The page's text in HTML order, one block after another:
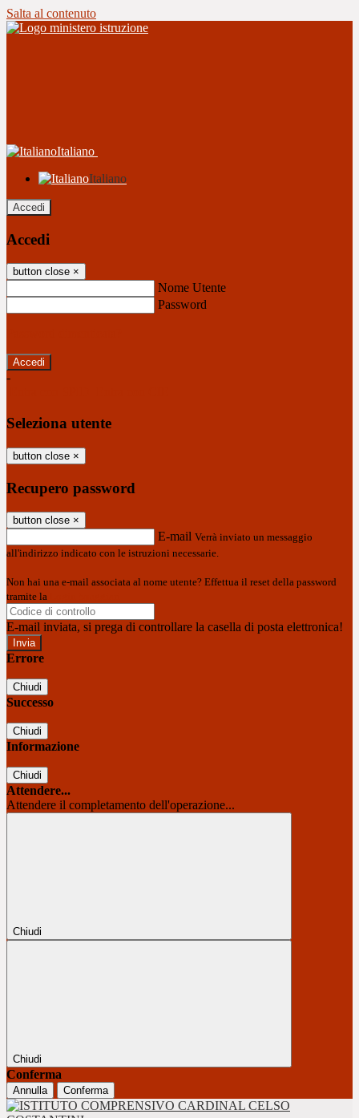
Salta al contenuto
Italiano
Italiano
Accedi
Accedi
button close ×
Nome Utente
Password
-
Seleziona utente
button close ×
Recupero password
button close ×
E-mail Verrà inviato un messaggio
all'indirizzo indicato con le istruzioni necessarie.
Non hai una e-mail associata al nome utente? Effettua il reset della password
tramite la
E-mail inviata, si prega di controllare la casella di posta elettronica!
Errore
Chiudi
Successo
Chiudi
Informazione
Chiudi
Attendere...
Attendere il completamento dell'operazione...
Chiudi
Chiudi
Conferma
Annulla Conferma